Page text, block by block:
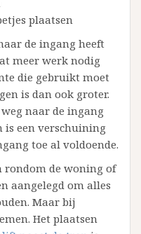
plaatsen
de ingang heeft
meer werk nodig
die gebruikt moet
is dan ook groter.
naar de ingang
is een verschuining
toe al voldoende.
rondom de woning of
aangelegd om alles
Maar bij
Het plaatsen